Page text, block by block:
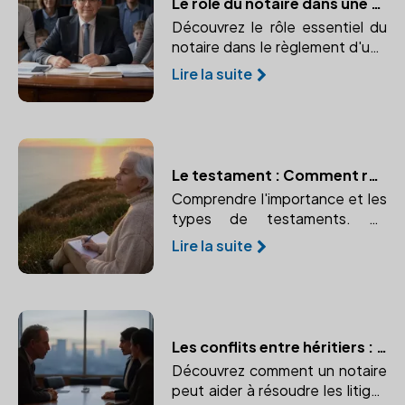
Découvrez le rôle essentiel du
notaire dans le règlement d'une
succession et pourquoi son
intervention est indispensable
Lire la suite
Le testament : Comment rédiger ses dernières volontés avec l'aide d'un notaire
Comprendre l'importance et les
types de testaments. Un
testament bien rédigé garantit
le respect de vos volontés
Lire la suite
Les conflits entre héritiers : le rôle du notaire comme médiateur
Découvrez comment un notaire
peut aider à résoudre les litiges